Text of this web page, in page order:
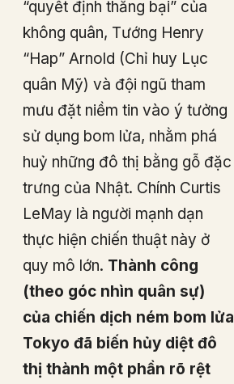
“quyết định thắng bại” của
không quân, Tướng Henry
“Hap” Arnold (Chỉ huy Lục
quân Mỹ) và đội ngũ tham
mưu đặt niềm tin vào ý tưởng
sử dụng bom lửa, nhằm phá
huỷ những đô thị bằng gỗ đặc
trưng của Nhật. Chính Curtis
LeMay là người mạnh dạn
thực hiện chiến thuật này ở
quy mô lớn. Thành công
(theo góc nhìn quân sự)
của chiến dịch ném bom lửa
Tokyo đã biến hủy diệt đô
thị thành một phần rõ rệt